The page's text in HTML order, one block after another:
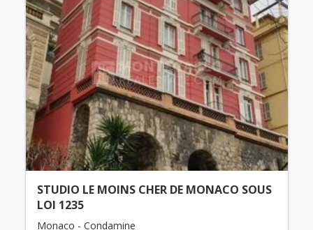
STUDIO LE MOINS CHER DE MONACO SOUS
LOI 1235
Monaco - Condamine